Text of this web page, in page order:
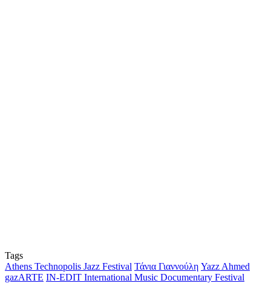
Tags
Athens Technopolis Jazz Festival Τάνια Γιαννούλη Yazz Ahmed
gazARTE IN-EDIT International Music Documentary Festival